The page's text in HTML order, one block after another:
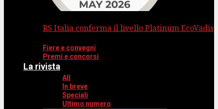
RS Italia conferma il livello Platinum EcoVadis
Fiere e convegni
Premi e concorsi
La rivista
All
In breve
Speciali
Ultimo numero